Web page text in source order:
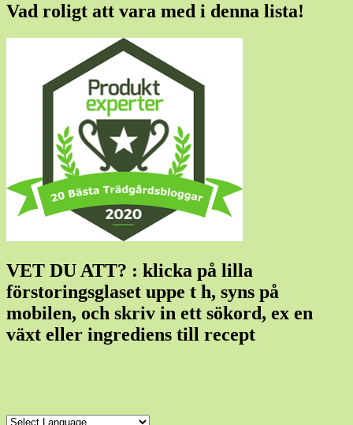
Vad roligt att vara med i denna lista!
VET DU ATT? : klicka på lilla
förstoringsglaset uppe t h, syns på
mobilen, och skriv in ett sökord, ex en
växt eller ingrediens till recept